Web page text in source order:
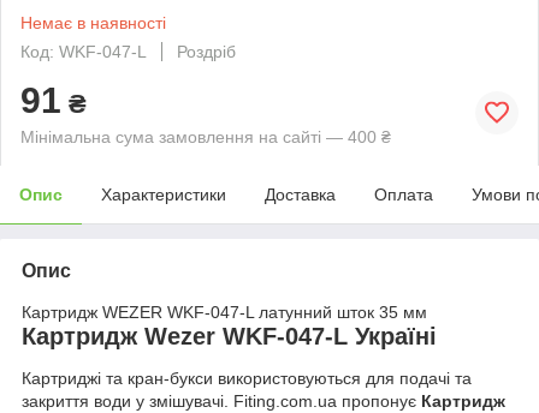
Немає в наявності
Код: WKF-047-L
Роздріб
91 ₴
Мінімальна сума замовлення на сайті — 400 ₴
Опис Характеристики Доставка Оплата Умови
Опис
Картридж WEZER WKF-047-L латунний шток 35 мм
Картридж Wezer WKF-047-L Україні
Картриджі та кран-букси використовуються для подачі та
закриття води у змішувачі. Fiting.com.ua пропонує Картридж